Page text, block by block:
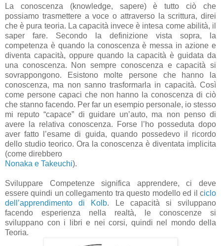
La conoscenza (knowledge, sapere) è tutto ciò che
possiamo trasmettere a voce o attraverso la scrittura, direi
che è pura teoria. La capacità invece è intesa come abilità, il
saper fare. Secondo la definizione vista sopra, la
competenza è quando la conoscenza è messa in azione e
diventa capacità, oppure quando la capacità è guidata da
una conoscenza. Non sempre conoscenza e capacità si
sovrappongono. Esistono molte persone che hanno la
conoscenza, ma non sanno trasformarla in capacità. Così
come persone capaci che non hanno la conoscenza di ciò
che stanno facendo. Per far un esempio personale, io stesso
mi reputo “capace” di guidare un’auto, ma non penso di
avere la relativa conoscenza. Forse l’ho posseduta dopo
aver fatto l’esame di guida, quando possedevo il ricordo
dello studio teorico. Ora la conoscenza è diventata implicita
(come direbbero
Nonaka e Takeuchi).
Sviluppare Competenze significa apprendere, ci deve
essere quindi un collegamento tra questo modello ed il ciclo
dell’apprendimento di Kolb. Le capacità si sviluppano
facendo esperienza nella realtà, le conoscenze si
sviluppano con i libri e nei corsi, quindi nel mondo della
Teoria.